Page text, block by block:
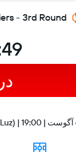
- 3rd Round